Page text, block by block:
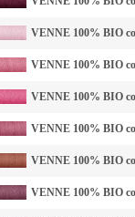
VENNE 100% BIO
VENNE 100% BIO
VENNE 100% BIO
VENNE 100% BIO
VENNE 100% BIO
VENNE 100% BIO